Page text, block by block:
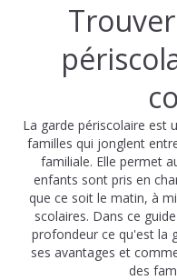
La garde périscolaire est
familles qui jonglent
familiale. Elle permet
enfants sont pris en
que ce soit le matin, à
scolaires. Dans ce
profondeur ce qu'est la
ses avantages et
des